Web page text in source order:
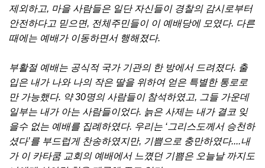
제외하고, 마을 사람들은 일단 자신들이 경찰의 감시로부터
안전하다고 믿으면, 전체주민들이 이 예배당에 모였다. 다른
때에는 예배가 이동하면서 행해졌다.
부활절 예배는 공식적 국가 기관의 한 방에서 드려졌다. 출
입은 내가 나와 나의 작은 딸을 위하여 얻은 특별한 통로로
만 가능했다. 약 30명의 사람들이 참석하였고, 그들 가운데
일부는 내가 아는 사람들이었다. 늙은 사제는 내가 결코 잊
을수 없는 예배를 집례하였다. 우리는 ‘그리스도께서 승천하
셨다’를 부드럽게 찬송하였지만, 기쁨으로 충만하였다....내
가 이 카타쿰 교회의 예배에서 느꼈던 기쁨은 오늘날 까지도